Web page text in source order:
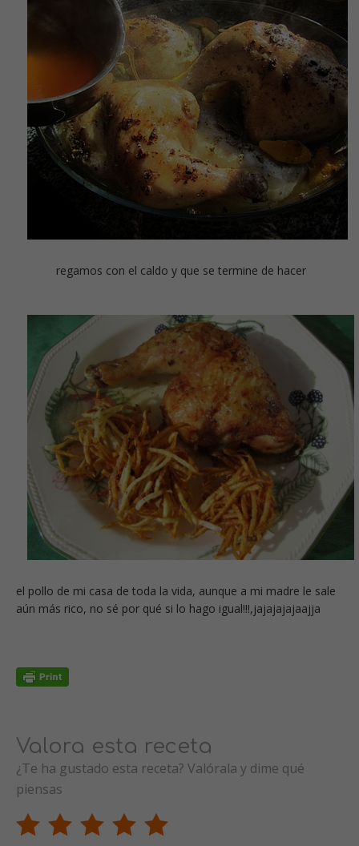
regamos con el caldo y que se termine de hacer
el pollo de mi casa de toda la vida, aunque a mi madre le sale
aún más rico, no sé por qué si lo hago igual!!!,jajajajajaajja
Valora esta receta
¿Te ha gustado esta receta? Valórala y dime qué
piensas